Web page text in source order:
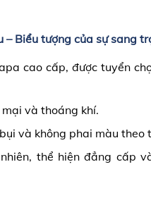
Biểu tượng của sự sang
cao cấp, được tuyển
và thoáng khí.
và không phai màu theo
thể hiện đẳng cấp